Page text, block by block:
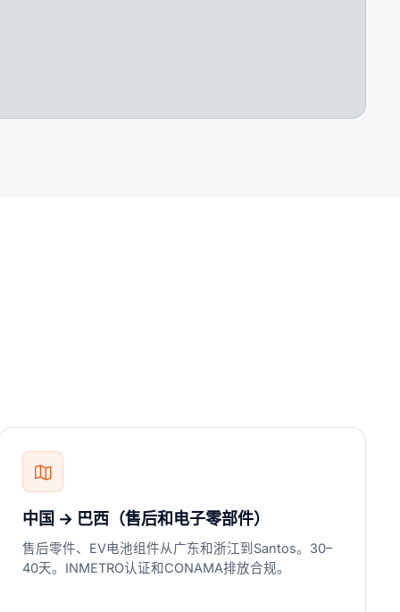
中国 → 巴西（售后和电子零部件）
售后零件、EV电池组件从广东和浙江到Santos。30–
40天。INMETRO认证和CONAMA排放合规。